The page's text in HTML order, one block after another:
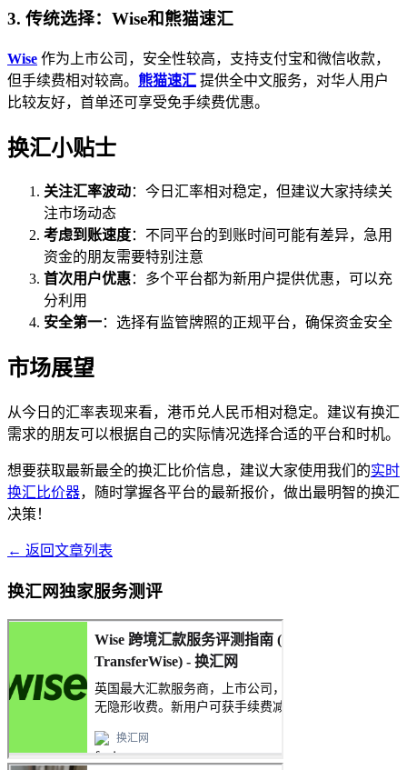
3. 传统选择：Wise和熊猫速汇
Wise 作为上市公司，安全性较高，支持支付宝和微信收款，
但手续费相对较高。 熊猫速汇 提供全中文服务，对华人用户
比较友好，首单还可享受免手续费优惠。
换汇小贴士
关注汇率波动：今日汇率相对稳定，但建议大家持续关
注市场动态
考虑到账速度：不同平台的到账时间可能有差异，急用
资金的朋友需要特别注意
首次用户优惠：多个平台都为新用户提供优惠，可以充
分利用
安全第一：选择有监管牌照的正规平台，确保资金安全
市场展望
从今日的汇率表现来看，港币兑人民币相对稳定。建议有换汇
需求的朋友可以根据自己的实际情况选择合适的平台和时机。
想要获取最新最全的换汇比价信息，建议大家使用我们的实时
换汇比价器，随时掌握各平台的最新报价，做出最明智的换汇
决策！
← 返回文章列表
换汇网独家服务测评